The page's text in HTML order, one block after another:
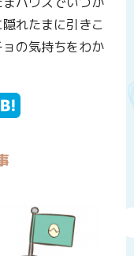
れたまに引きこ
の気持ちをわか
はてなブックマーク